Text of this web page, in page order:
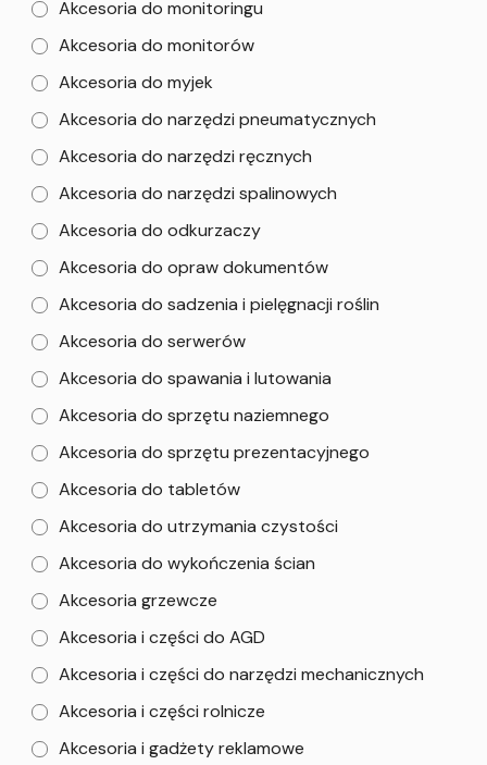
Akcesoria do monitoringu
Akcesoria do monitorów
Akcesoria do myjek
Akcesoria do narzędzi pneumatycznych
Akcesoria do narzędzi ręcznych
Akcesoria do narzędzi spalinowych
Akcesoria do odkurzaczy
Akcesoria do opraw dokumentów
Akcesoria do sadzenia i pielęgnacji roślin
Akcesoria do serwerów
Akcesoria do spawania i lutowania
Akcesoria do sprzętu naziemnego
Akcesoria do sprzętu prezentacyjnego
Akcesoria do tabletów
Akcesoria do utrzymania czystości
Akcesoria do wykończenia ścian
Akcesoria grzewcze
Akcesoria i części do AGD
Akcesoria i części do narzędzi mechanicznych
Akcesoria i części rolnicze
Akcesoria i gadżety reklamowe